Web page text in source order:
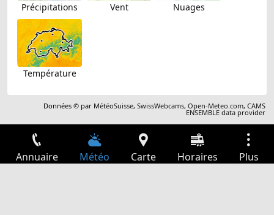
Précipitations Vent Nuages
Température
Données © par MétéoSuisse,SwissWebcams,Open-Meteo.com,CAMS
ENSEMBLE data provider
Annuaire Météo Carte Horaires Plus